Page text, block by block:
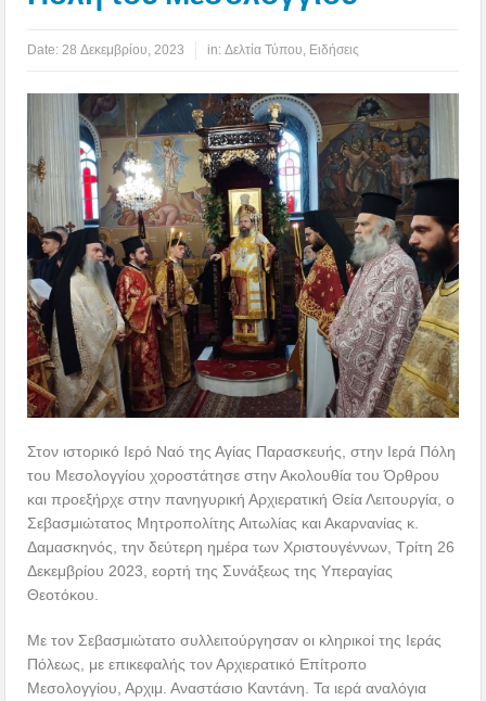
Date: 28 Δεκεμβρίου, 2023 in:Δελτία Τύπου Ειδήσεις
Στον ιστορικό Ιερό Ναό της Αγίας Παρασκευής, στην Ιερά Πόλη
του Μεσολογγίου χοροστάτησε στην Ακολουθία του Όρθρου
και προεξήρχε στην πανηγυρική Αρχιερατική Θεία Λειτουργία, ο
Σεβασμιώτατος Μητροπολίτης Αιτωλίας και Ακαρνανίας κ.
Δαμασκηνός, την δεύτερη ημέρα των Χριστουγέννων, Τρίτη 26
Δεκεμβρίου 2023, εορτή της Συνάξεως της Υπεραγίας
Θεοτόκου.
Με τον Σεβασμιώτατο συλλειτούργησαν οι κληρικοί της Ιεράς
Πόλεως, με επικεφαλής τον Αρχιερατικό Επίτροπο
Μεσολογγίου, Αρχιμ. Αναστάσιο Καντάνη. Τα ιερά αναλόγια